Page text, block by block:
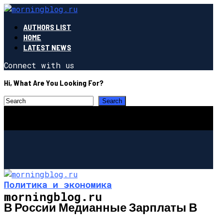
AUTHORS LIST
HOME
LATEST NEWS
Connect with us
Hi, What Are You Looking For?
morningblog.ru
Политика и экономика
В России Медианные Зарплаты В